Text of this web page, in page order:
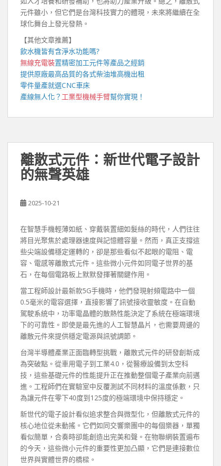
元件雖小，但它們是台灣科技實力的體現，未來將繼續在全
球化舞台上發光發熱。
【其他文章推薦】
飲水機皆有含淨水功能嗎?
無線充電裝置精密加工元件等產品之經銷
提供原廠最高品質的各式柴油堆高機出租
零件量產就選CNC車床
產線無人化？ 工業型機械手臂幫你實現！
離散式元件：新世代電子設計
的無聲英雄
2025-10-21
在智慧手機輕薄如紙、穿戴裝置細如髮絲的時代，人們往往
將目光聚焦於處理器速度與記憶體容量。然而，真正支撐這
些尖端設備穩定運轉的，卻是那些看似不起眼的電阻、電
容、電感等離散式元件。這些微小元件如同電子世界的基
石，在每個電路板上默默發揮著關鍵作用。
當工程師設計最新款5G手機時，他們發現射頻電路中一個
0.5毫米的電容選擇，直接影響了訊號接收靈敏度。在自動
駕駛系統中，功率電晶體的散熱性能決定了系統在極端環境
下的可靠性。即使是最先進的人工智慧晶片，也需要周邊的
離散元件來提供穩定電源與訊號調節。
台灣半導體產業正面臨轉型挑戰，離散式元件的研發創新成
為突破點。從車用電子到工業4.0，從醫療設備到太空科
技，這些基礎元件的性能提升正在推動整個電子產業向前邁
進。工程師們在實驗室中反覆測試不同材料的溫度係數，只
為讓元件在零下40度到125度的極端環境中保持穩定。
新世代的電子設計看似追求整合與微型化，但離散式元件的
核心地位從未動搖。它們如同交響樂團中的每個樂器，單獨
看似簡單，合奏時卻能創造出完美和聲。在物聯網裝置遍布
的今天，這些微小元件的重要性更加凸顯，它們是連接數位
世界與實體世界的橋樑。